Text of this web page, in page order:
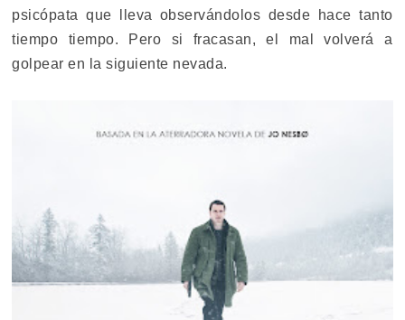
psicópata que lleva observándolos desde hace tanto
tiempo tiempo. Pero si fracasan, el mal volverá a
golpear en la siguiente nevada.